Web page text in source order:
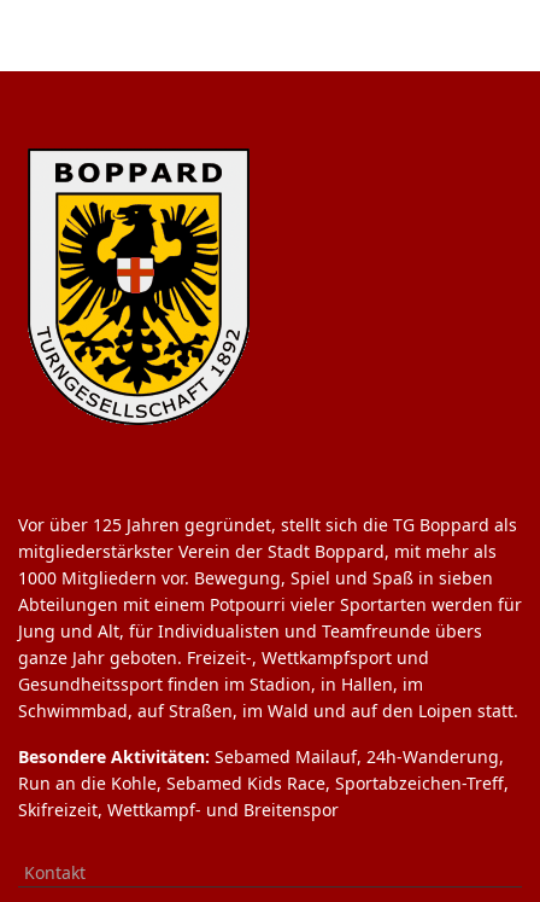
Vor über 125 Jahren gegründet, stellt sich die TG Boppard als
mitgliederstärkster Verein der Stadt Boppard, mit mehr als
1000 Mitgliedern vor. Bewegung, Spiel und Spaß in sieben
Abteilungen mit einem Potpourri vieler Sportarten werden für
Jung und Alt, für Individualisten und Teamfreunde übers
ganze Jahr geboten. Freizeit-, Wettkampfsport und
Gesundheitssport finden im Stadion, in Hallen, im
Schwimmbad, auf Straßen, im Wald und auf den Loipen statt.
Besondere Aktivitäten: Sebamed Mailauf, 24h-Wanderung,
Run an die Kohle, Sebamed Kids Race, Sportabzeichen-Treff,
Skifreizeit, Wettkampf- und Breitenspor
Kontakt